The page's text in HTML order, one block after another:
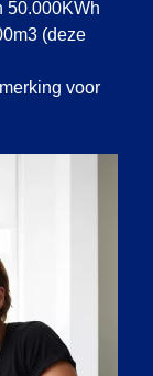
50.000KWh
(deze
voor